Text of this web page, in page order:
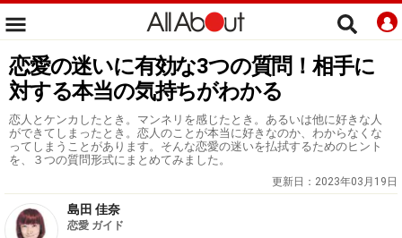
恋愛の迷いに有効な3つの質問！相手に
対する本当の気持ちがわかる
恋人とケンカしたとき。マンネリを感じたとき。あるいは他に好きな人
ができてしまったとき。恋人のことが本当に好きなのか、わからなくな
ってしまうことがあります。そんな恋愛の迷いを払拭するためのヒント
を、３つの質問形式にまとめてみました。
更新日： 2023年03月19日
島田 佳奈
恋愛 ガイド